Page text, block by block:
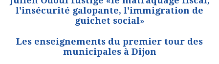
l'insécurité galopante, l'immigration de
guichet social»
Les enseignements du premier tour des
municipales à Dijon